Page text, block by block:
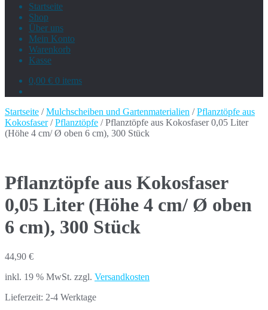
Startseite
Shop
Über uns
Mein Konto
Warenkorb
Kasse
0,00 € 0 items
Startseite /Mulchscheiben und Gartenmaterialien /Pflanztöpfe aus
Kokosfaser/Pflanztöpfe / Pflanztöpfe aus Kokosfaser 0,05 Liter
(Höhe 4 cm/ Ø oben 6 cm), 300 Stück
Pflanztöpfe aus Kokosfaser
0,05 Liter (Höhe 4 cm/ Ø oben
6 cm), 300 Stück
44,90 €
inkl. 19 % MwSt. zzgl. Versandkosten
Lieferzeit: 2-4 Werktage